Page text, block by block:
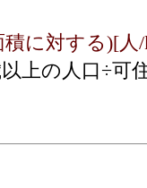
に対する)[人/
上の人口÷可